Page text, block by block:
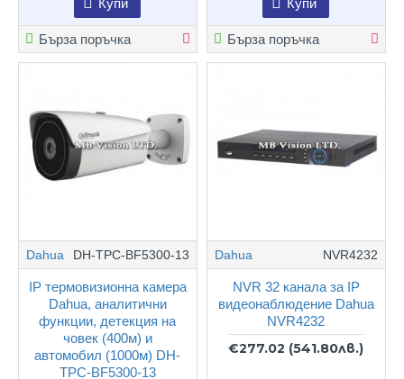
Купи
Бърза поръчка
Купи
Бърза поръчка
Dahua DH-TPC-BF5300-13
IP термовизионна камера
Dahua, аналитични
функции, детекция на
човек (400м) и
автомобил (1000м) DH-
TPC-BF5300-13
Dahua NVR4232
NVR 32 канала за IP
видеонаблюдение Dahua
NVR4232
€277.02 (541.80лв.)